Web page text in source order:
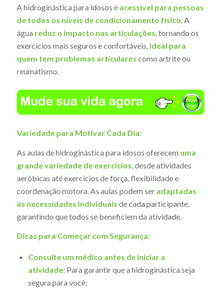
A hidroginástica para idosos é acessível para pessoas
de todos os níveis de condicionamento físico. A
água reduz o impacto nas articulações, tornando os
exercícios mais seguros e confortáveis, ideal para
quem tem problemas articulares como artrite ou
reumatismo.
Variedade para Motivar Cada Dia:
As aulas de hidroginástica para idosos oferecem uma
grande variedade de exercícios , desde atividades
aeróbicas até exercícios de força, flexibilidade e
coordenação motora. As aulas podem ser adaptadas
às necessidades individuais de cada participante,
garantindo que todos se beneficiem da atividade.
Dicas para Começar com Segurança:
Consulte um médico antes de iniciar a
atividade:Para garantir que a hidroginástica seja
segura para você;